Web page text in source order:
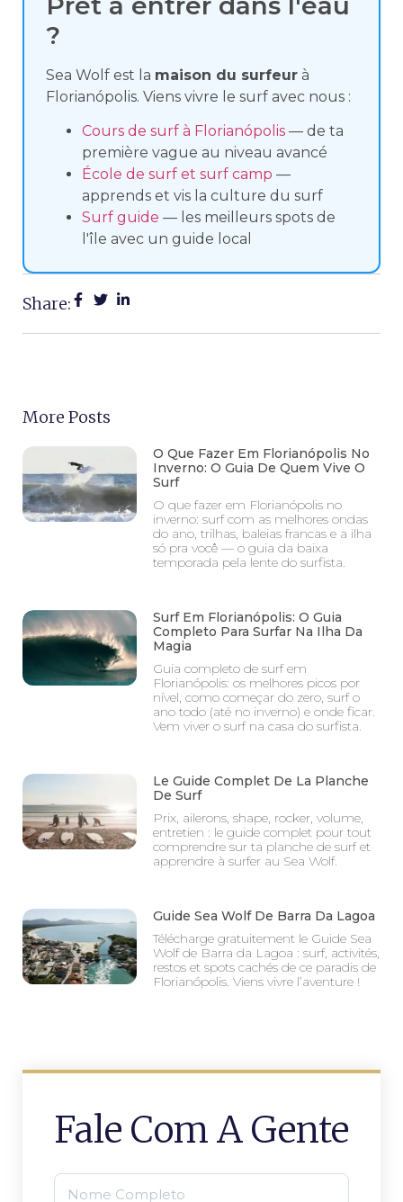
?
Sea Wolf est la maison du surfeur à
Florianópolis. Viens vivre le surf avec nous :
Cours de surf à Florianópolis — de ta
première vague au niveau avancé
École de surf et surf camp —
apprends et vis la culture du surf
Surf guide — les meilleurs spots de
l'île avec un guide local
Share:
More Posts
O Que Fazer Em Florianópolis No
Inverno: O Guia De Quem Vive O
Surf
O que fazer em Florianópolis no
inverno: surf com as melhores ondas
do ano, trilhas, baleias francas e a ilha
só pra você — o guia da baixa
temporada pela lente do surfista.
Surf Em Florianópolis: O Guia
Completo Para Surfar Na Ilha Da
Magia
Guia completo de surf em
Florianópolis: os melhores picos por
nível, como começar do zero, surf o
ano todo (até no inverno) e onde ficar.
Vem viver o surf na casa do surfista.
Le Guide Complet De La Planche
De Surf
Prix, ailerons, shape, rocker, volume,
entretien : le guide complet pour tout
comprendre sur ta planche de surf et
apprendre à surfer au Sea Wolf.
Guide Sea Wolf De Barra Da Lagoa
Télécharge gratuitement le Guide Sea
Wolf de Barra da Lagoa : surf, activités,
restos et spots cachés de ce paradis de
Florianópolis. Viens vivre l’aventure !
Fale Com A Gente